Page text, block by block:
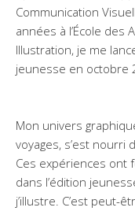
Communication
années à l’École des
Illustration, je me
jeunesse en octobre
Mon univers
voyages, s’est
Ces expériences ont
dans l’édition
j’illustre. C’est peut-